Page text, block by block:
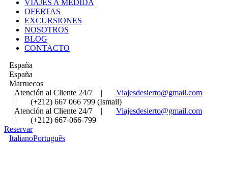
VIAJES A MEDIDA
OFERTAS
EXCURSIONES
NOSOTROS
BLOG
CONTACTO
España
España
Marruecos
Atención al Cliente 24/7
|
Viajesdesierto@gmail.com
|
(+212) 667 066 799 (Ismail)
Atención al Cliente 24/7
|
Viajesdesierto@gmail.com
|
(+212) 667-066-799
Reservar
ItalianoPortuguês